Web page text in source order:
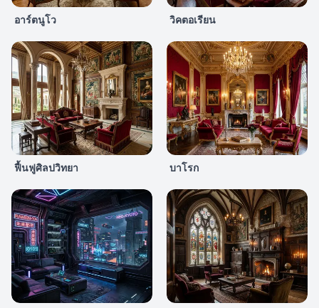
อาร์ตนูโว วิคตอเรียน
ฟื้นฟูศิลปวิทยา บาโรก